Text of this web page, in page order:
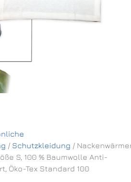
/ Schutzkleidung /
S, 100 % Baumwolle Anti-
Öko-Tex Standard 100